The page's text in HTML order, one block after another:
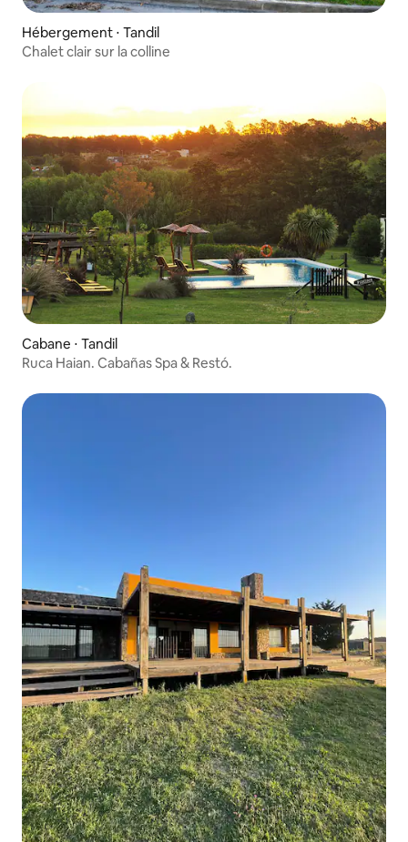
Hébergement ⋅ Tandil
Chalet clair sur la colline
Cabane ⋅ Tandil
Ruca Haian. Cabañas Spa & Restó.